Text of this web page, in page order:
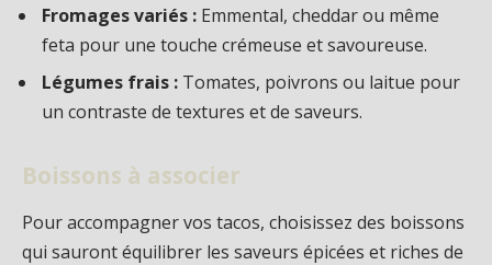
Fromages variés : Emmental, cheddar ou même
feta pour une touche crémeuse et savoureuse.
Légumes frais : Tomates, poivrons ou laitue pour
un contraste de textures et de saveurs.
Boissons à associer
Pour accompagner vos tacos, choisissez des boissons
qui sauront équilibrer les saveurs épicées et riches de